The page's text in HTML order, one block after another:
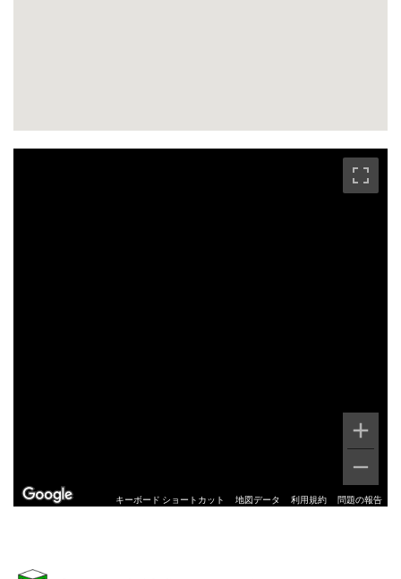
キーボード ショートカット 地図データ 利用規約 問題の報告